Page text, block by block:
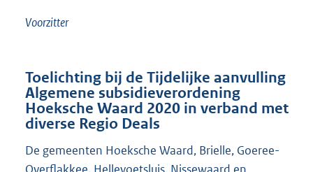
Voorzitter
Toelichting bij de Tijdelijke aanvulling
Algemene subsidieverordening
Hoeksche Waard 2020 in verband met
diverse Regio Deals
De gemeenten Hoeksche Waard, Brielle, Goeree-